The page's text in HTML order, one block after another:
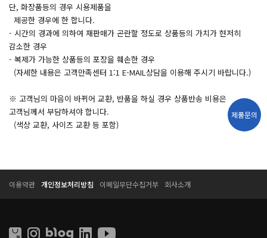
단, 화장품등의 경우 시용제품을
제공한 경우에 한 합니다.
- 시간의 경과에 의하여 재판매가 곤란할 정도로 상품등의 가치가 현저히
감소한 경우
- 복제가 가능한 상품등의 포장을 훼손한 경우
(자세한 내용은 고객만족센터 1:1 E-MAIL상담을 이용해 주시기 바랍니다.)
※ 고객님의 마음이 바뀌어 교환, 반품을 하실 경우 상품반송 비용은
고객님께서 부담하셔야 합니다.
(색상 교환, 사이즈 교환 등 포함)
이용약관 개인정보처리방침 이메일무단수집거부 회사소개
제품문의